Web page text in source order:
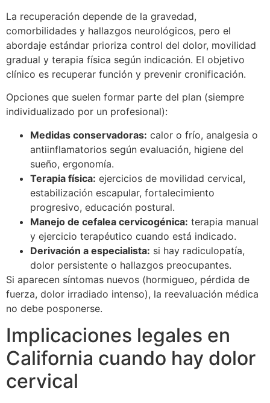
La recuperación depende de la gravedad,
comorbilidades y hallazgos neurológicos, pero el
abordaje estándar prioriza control del dolor, movilidad
gradual y terapia física según indicación. El objetivo
clínico es recuperar función y prevenir cronificación.
Opciones que suelen formar parte del plan (siempre
individualizado por un profesional):
Medidas conservadoras: calor o frío, analgesia o
antiinflamatorios según evaluación, higiene del
sueño, ergonomía.
Terapia física: ejercicios de movilidad cervical,
estabilización escapular, fortalecimiento
progresivo, educación postural.
Manejo de cefalea cervicogénica: terapia manual
y ejercicio terapéutico cuando está indicado.
Derivación a especialista: si hay radiculopatía,
dolor persistente o hallazgos preocupantes.
Si aparecen síntomas nuevos (hormigueo, pérdida de
fuerza, dolor irradiado intenso), la reevaluación médica
no debe posponerse.
Implicaciones legales en
California cuando hay dolor
cervical